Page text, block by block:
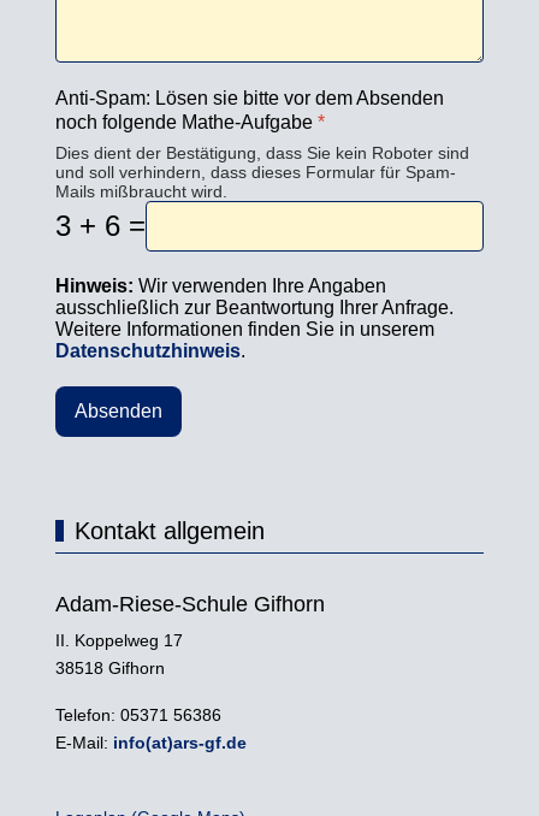
Anti-Spam: Lösen sie bitte vor dem Absenden
noch folgende Mathe-Aufgabe*
Dies dient der Bestätigung, dass Sie kein Roboter sind
und soll verhindern, dass dieses Formular für Spam-
Mails mißbraucht wird.
3 + 6 =
Hinweis: Wir verwenden Ihre Angaben
ausschließlich zur Beantwortung Ihrer Anfrage.
Weitere Informationen finden Sie in unserem
Datenschutzhinweis.
Absenden
Kontakt allgemein
Adam-Riese-Schule Gifhorn
II. Koppelweg 17
38518 Gifhorn
Telefon: 05371 56386
E-Mail: info(at)ars-gf.de